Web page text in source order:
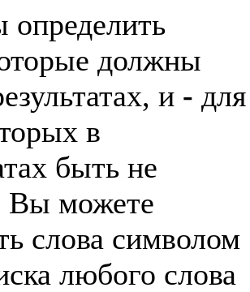
определить
должны
и - для
в
быть не
Вы можете
слова символом
любого слова